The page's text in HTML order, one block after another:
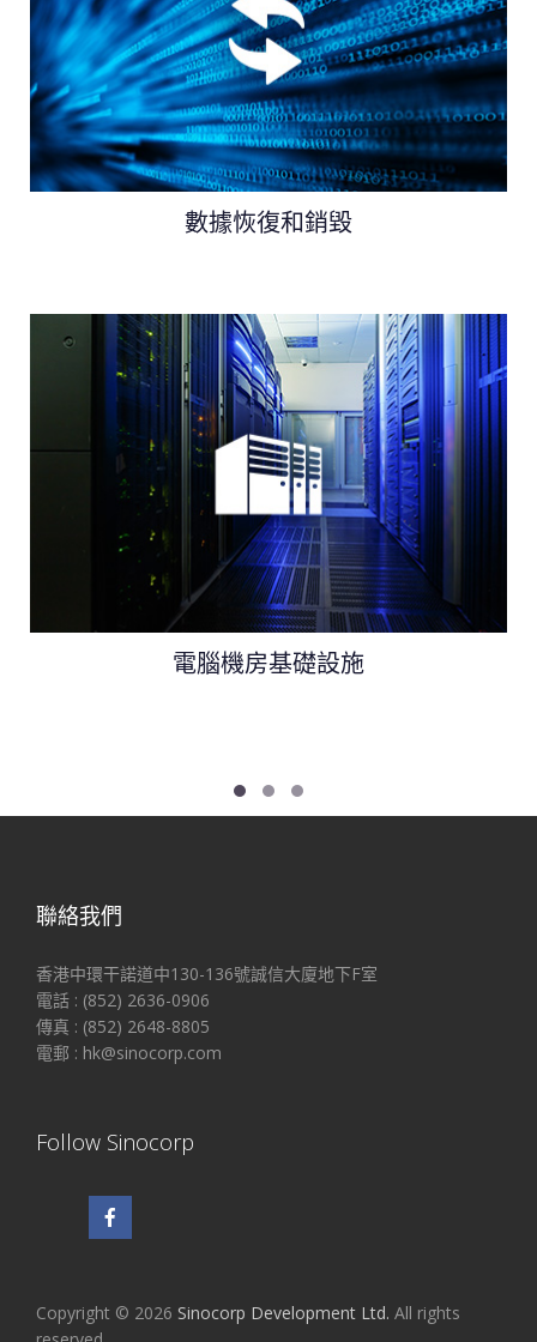
數據恢復和銷毀
電腦機房基礎設施
聯絡我們
香港中環干諾道中130-136號誠信大廈地下F室
電話 : (852) 2636-0906
傳真 : (852) 2648-8805
電郵 : hk@sinocorp.com
Follow Sinocorp
Copyright © 2026 Sinocorp Development Ltd. All rights